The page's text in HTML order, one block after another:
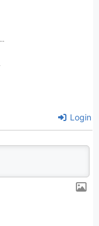
Login